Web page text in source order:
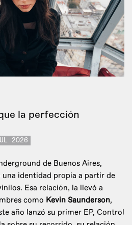
la perfección
2026
de Buenos Aires,
identidad propia a partir de
Esa relación, la llevó a
como Kevin Saunderson,
año lanzó su primer EP, Control